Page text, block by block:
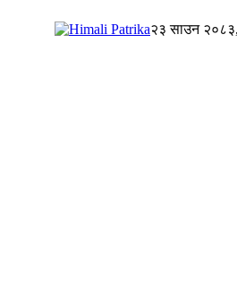
२३ साउन २०८३,